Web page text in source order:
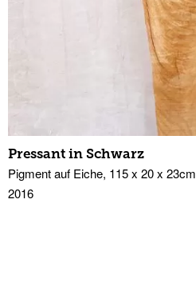
Pressant in Schwarz
Pigment auf Eiche, 115 x 20 x 23cm
2016